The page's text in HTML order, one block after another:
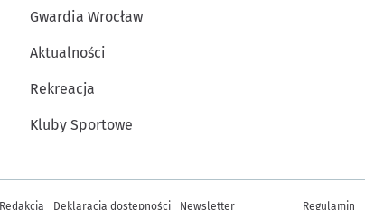
Gwardia Wrocław
Aktualności
Rekreacja
Kluby Sportowe
Inne informacje
Redakcja Deklaracja dostępności Newsletter Regulamin